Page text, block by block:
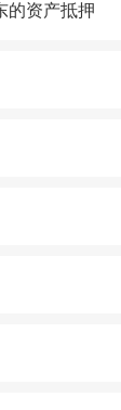
的资产抵押